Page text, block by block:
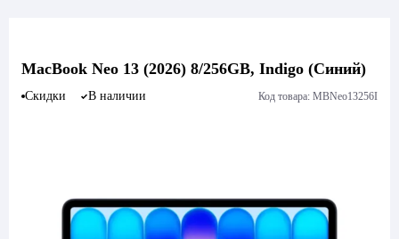
MacBook Neo 13 (2026) 8/256GB, Indigo (Синий)
Скидки В наличии Код товара: MBNeo13256I